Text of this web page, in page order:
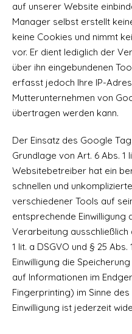
auf unserer Website
Manager selbst erstellt
keine Cookies und nimmt
vor. Er dient lediglich der
über ihn eingebundenen
erfasst jedoch Ihre IP-
Mutterunternehmen von
übertragen werden kann.
Der Einsatz des Google
Grundlage von Art. 6 Abs. 1
Websitebetreiber hat ein
schnellen und
verschiedener Tools auf
entsprechende
Verarbeitung
1 lit. a DSGVO und § 25 Abs.
Einwilligung die
auf Informationen im
Fingerprinting) im Sinne
Einwilligung ist jederzeit